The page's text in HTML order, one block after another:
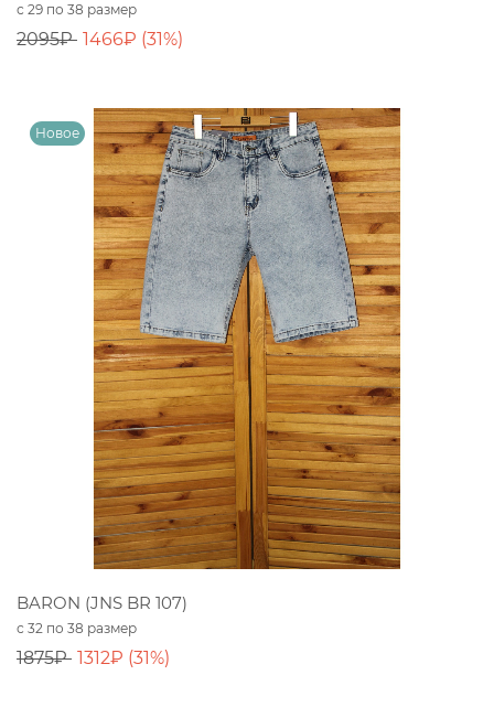
с 29 по 38 размер
2095₽ 1466₽ (31%)
BARON (JNS BR 107)
с 32 по 38 размер
1875₽ 1312₽ (31%)